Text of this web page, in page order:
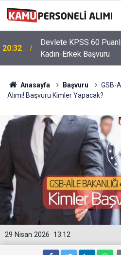
20:32
Devlete KPSS 60
Kadın-Erkek Başvuru
Anasayfa Başvuru
GSB-
Alımı! Başvuru Kimler Yapacak?
13:12
29 Nisan 2026